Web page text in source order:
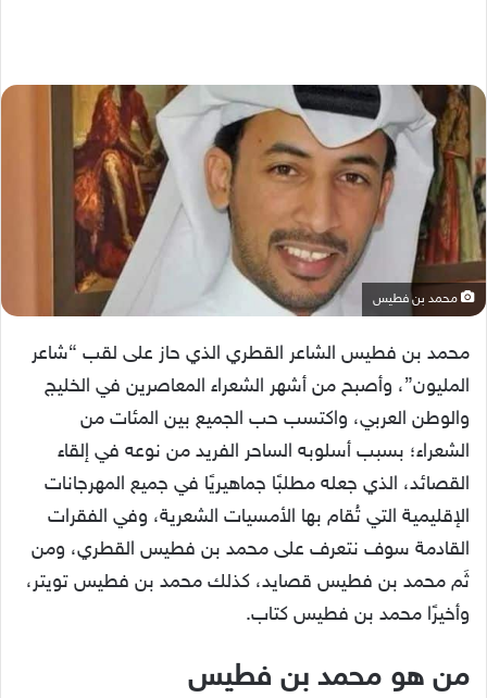
محمد بن فطيس
محمد بن فطيس الشاعر القطري الذي حاز على لقب “شاعر
المليون”، وأصبح من أشهر الشعراء المعاصرين في الخليج
والوطن العربي، واكتسب حب الجميع بين المئات من
الشعراء؛ بسبب أسلوبه الساحر الفريد من نوعه في إلقاء
القصائد، الذي جعله مطلبًا جماهيريًا في جميع المهرجانات
الإقليمية التي تُقام بها الأمسيات الشعرية، وفي الفقرات
القادمة سوف نتعرف على محمد بن فطيس القطري، ومن
ثَم محمد بن فطيس قصايد، كذلك محمد بن فطيس تويتر،
وأخيرًا محمد بن فطيس كتاب.
من هو محمد بن فطيس